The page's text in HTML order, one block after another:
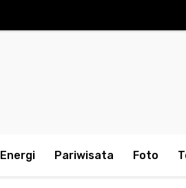
Energi Pariwisata Foto